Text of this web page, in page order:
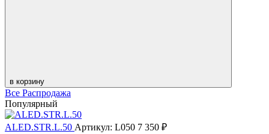
в корзину
Все Распродажа
Популярный
ALED.STR.L.50 Артикул: L050 7 350 ₽